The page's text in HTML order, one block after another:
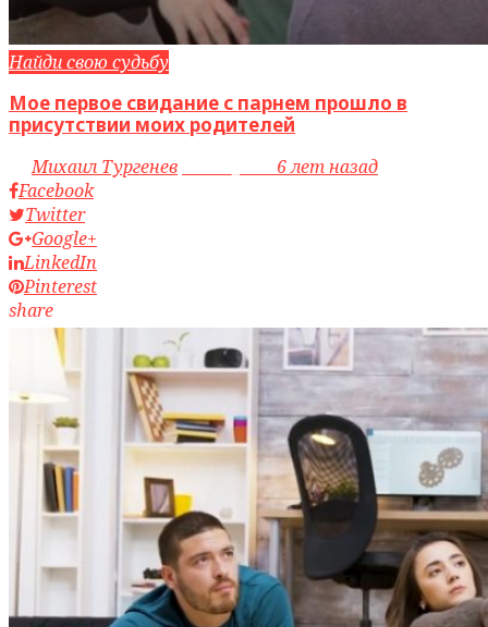
Найди свою судьбу
Мое первое свидание с парнем прошло в
присутствии моих родителей
byМихаил Тургенев
6 лет назад
Facebook
Twitter
Google+
LinkedIn
Pinterest
share